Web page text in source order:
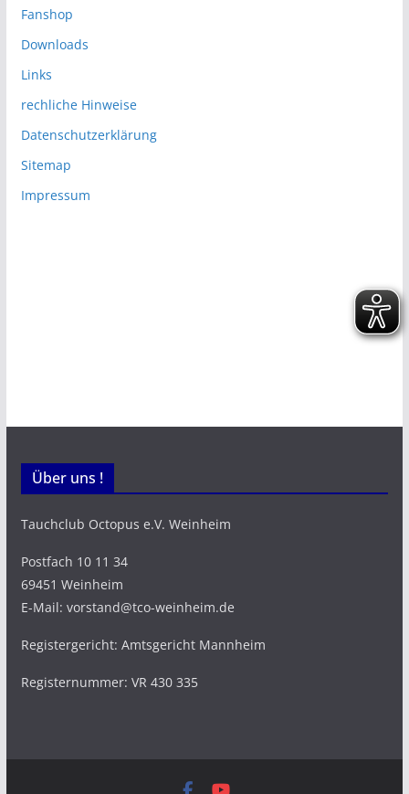
Fanshop
Downloads
Links
rechliche Hinweise
Datenschutzerklärung
Sitemap
Impressum
Über uns !
Tauchclub Octopus e.V. Weinheim
Postfach 10 11 34
69451 Weinheim
E-Mail: vorstand@tco-weinheim.de
Registergericht: Amtsgericht Mannheim
Registernummer: VR 430 335